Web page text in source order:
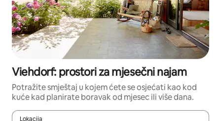
Viehdorf: prostori za mjesečni najam
Potražite smještaj u kojem ćete se osjećati kao kod
kuće kad planirate boravak od mjesec ili više dana.
Lokacija